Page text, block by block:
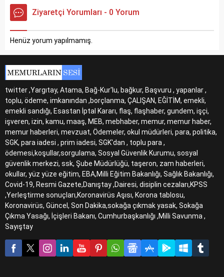
Ziyaretçi Yorumları - 0 Yorum
Henüz yorum yapılmamış.
twitter ,Yargıtay, Atama, Bağ-Kur'lu, bağkur, Başvuru , yapanlar ,
toplu, ödeme, imkanından ,borçlanma, ÇALIŞAN, EĞİTİM, emekli,
emekli sandığı, Esastan İptal Kararı, flaş, flaşhaber, gundem, işçi,
işveren, izin, kamu, maaş, MEB, mebhaber, memur, memur haber,
memur haberleri, mevzuat, Ödemeler, okul müdürleri, para, politika,
SGK, para iadesi , prim iadesi, SGK'dan , toplu para ,
ödemesi,koşullar,sorgulama, Sosyal Güvenlik Kurumu, sosyal
güvenlik merkezi, ssk, Şube Müdürlüğü, taşeron, zam haberleri,
okullar, yüz yüze eğitim, EBA,Milli Eğitim Bakanlığı, Sağlık Bakanlığı,
Covid-19, Resmi Gazete,Danıştay ,Dairesi, disiplin cezaları,KPSS
,Yerleştirme sonuçları,Koronavirüs Aşısı, Korona tablosu,
Koronavirüs, Güncel, Son Dakika,sokağa çıkmak yasak, Sokağa
Çıkma Yasağı, İçişleri Bakanı, Cumhurbaşkanlığı ,Milli Savunma ,
Sayıştay